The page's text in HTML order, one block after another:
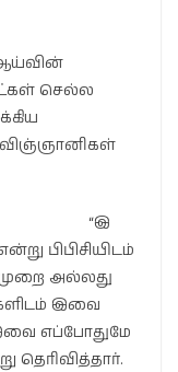
ஆய்வின்
செல்ல
“இ
பிபிசியிடம்
அல்லது
இவை
எப்போதுமே
தெரிவித்தார்.